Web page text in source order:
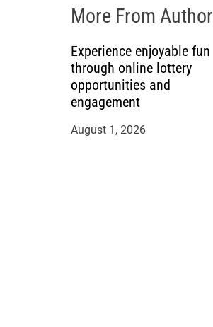
n
More From Author
Experience enjoyable fun
through online lottery
opportunities and
engagement
August 1, 2026